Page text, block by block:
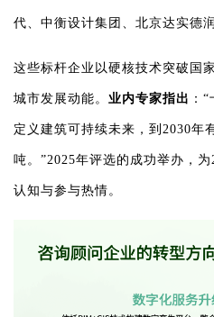
代、中衡设计集团、北京达实德
这些标杆企业以硬核技术突破国
城市发展动能。 业内专家指出 ：
定义建筑可持续未来，到2030年
吨。”2025年评选的成功举办，
认知与参与热情。